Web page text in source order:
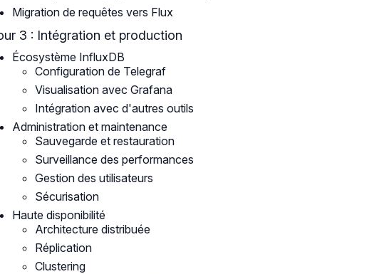
Migration de requêtes vers Flux
3 : Intégration et production
Écosystème InfluxDB
Configuration de Telegraf
Visualisation avec Grafana
Intégration avec d'autres outils
Administration et maintenance
Sauvegarde et restauration
Surveillance des performances
Gestion des utilisateurs
Sécurisation
Haute disponibilité
Architecture distribuée
Réplication
Clustering